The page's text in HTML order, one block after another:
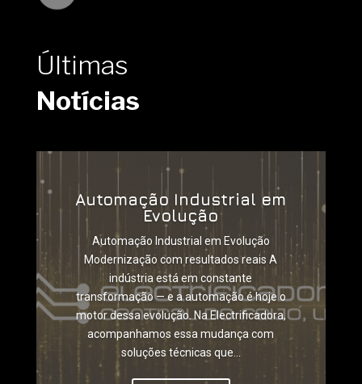
Últimas
Notícias
Automação Industrial em
Evolução
Automação Industrial em Evolução
Modernização com resultados reais A
indústria está em constante
transformação — e a automação é hoje o
motor dessa evolução. Na Electrificadora,
acompanhamos essa mudança com
soluções técnicas que...